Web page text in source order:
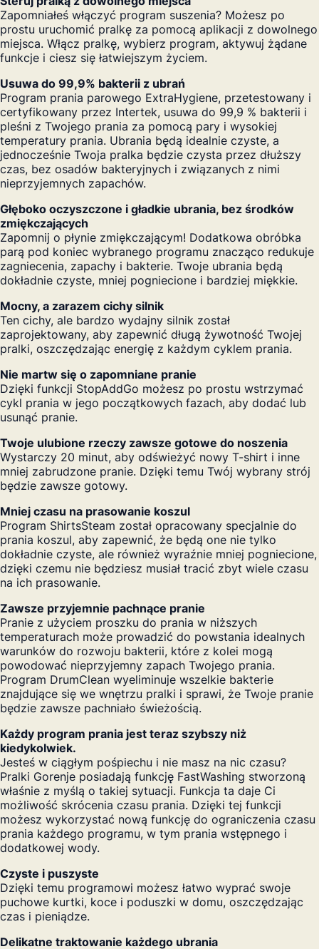
Zapomniałeś włączyć program suszenia? Możesz po
prostu uruchomić pralkę za pomocą aplikacji z dowolnego
miejsca. Włącz pralkę, wybierz program, aktywuj żądane
funkcje i ciesz się łatwiejszym życiem.
Usuwa do 99,9% bakterii z ubrań
Program prania parowego ExtraHygiene, przetestowany i
certyfikowany przez Intertek, usuwa do 99,9 % bakterii i
pleśni z Twojego prania za pomocą pary i wysokiej
temperatury prania. Ubrania będą idealnie czyste, a
jednocześnie Twoja pralka będzie czysta przez dłuższy
czas, bez osadów bakteryjnych i związanych z nimi
nieprzyjemnych zapachów.
Głęboko oczyszczone i gładkie ubrania, bez środków
zmiękczających
Zapomnij o płynie zmiękczającym! Dodatkowa obróbka
parą pod koniec wybranego programu znacząco redukuje
zagniecenia, zapachy i bakterie. Twoje ubrania będą
dokładnie czyste, mniej pogniecione i bardziej miękkie.
Mocny, a zarazem cichy silnik
Ten cichy, ale bardzo wydajny silnik został
zaprojektowany, aby zapewnić długą żywotność Twojej
pralki, oszczędzając energię z każdym cyklem prania.
Nie martw się o zapomniane pranie
Dzięki funkcji StopAddGo możesz po prostu wstrzymać
cykl prania w jego początkowych fazach, aby dodać lub
usunąć pranie.
Twoje ulubione rzeczy zawsze gotowe do noszenia
Wystarczy 20 minut, aby odświeżyć nowy T-shirt i inne
mniej zabrudzone pranie. Dzięki temu Twój wybrany strój
będzie zawsze gotowy.
Mniej czasu na prasowanie koszul
Program ShirtsSteam został opracowany specjalnie do
prania koszul, aby zapewnić, że będą one nie tylko
dokładnie czyste, ale również wyraźnie mniej pogniecione,
dzięki czemu nie będziesz musiał tracić zbyt wiele czasu
na ich prasowanie.
Zawsze przyjemnie pachnące pranie
Pranie z użyciem proszku do prania w niższych
temperaturach może prowadzić do powstania idealnych
warunków do rozwoju bakterii, które z kolei mogą
powodować nieprzyjemny zapach Twojego prania.
Program DrumClean wyeliminuje wszelkie bakterie
znajdujące się we wnętrzu pralki i sprawi, że Twoje pranie
będzie zawsze pachniało świeżością.
Każdy program prania jest teraz szybszy niż
kiedykolwiek.
Jesteś w ciągłym pośpiechu i nie masz na nic czasu?
Pralki Gorenje posiadają funkcję FastWashing stworzoną
właśnie z myślą o takiej sytuacji. Funkcja ta daje Ci
możliwość skrócenia czasu prania. Dzięki tej funkcji
możesz wykorzystać nową funkcję do ograniczenia czasu
prania każdego programu, w tym prania wstępnego i
dodatkowej wody.
Czyste i puszyste
Dzięki temu programowi możesz łatwo wyprać swoje
puchowe kurtki, koce i poduszki w domu, oszczędzając
czas i pieniądze.
Delikatne traktowanie każdego ubrania